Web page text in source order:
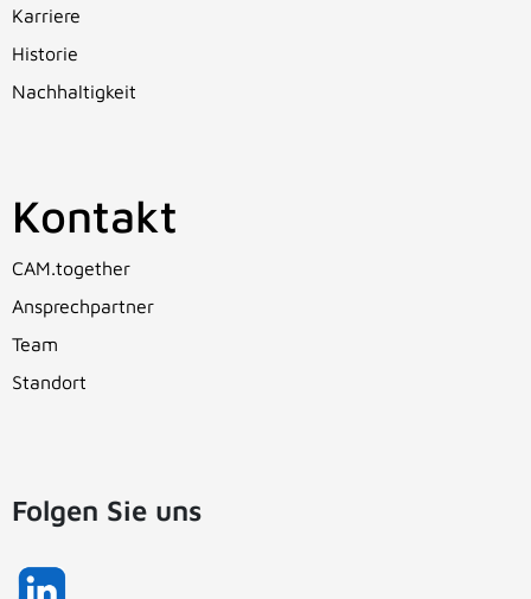
Karriere
Historie
Nachhaltigkeit
Kontakt
CAM.together
Ansprechpartner
Team
Standort
Folgen Sie uns